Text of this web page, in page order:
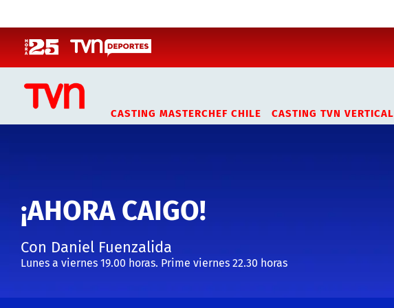
CASTING MASTERCHEF CHILE CASTING TVN VERTICAL
¡AHORA CAIGO!
Con Daniel Fuenzalida
Lunes a viernes 19.00 horas. Prime viernes 22.30 horas